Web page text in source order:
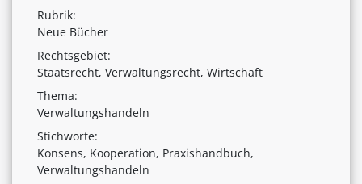
Rubrik:
Neue Bücher
Rechtsgebiet:
Staatsrecht, Verwaltungsrecht, Wirtschaft
Thema:
Verwaltungshandeln
Stichworte:
Konsens, Kooperation, Praxishandbuch,
Verwaltungshandeln